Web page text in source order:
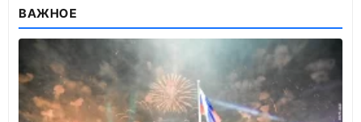
ВАЖНОЕ